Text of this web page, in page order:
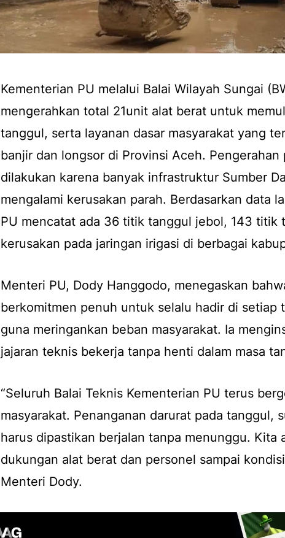
Kementerian PU melalui Balai Wilayah Sungai
mengerahkan total 21unit alat berat untuk
tanggul, serta layanan dasar masyarakat yang
banjir dan longsor di Provinsi Aceh.
dilakukan karena banyak infrastruktur Sumber
mengalami kerusakan parah. Berdasarkan data
PU mencatat ada 36 titik tanggul jebol, 143 titik
kerusakan pada jaringan irigasi di berbagai
Menteri PU, Dody Hanggodo, menegaskan
berkomitmen penuh untuk selalu hadir di setiap
guna meringankan beban masyarakat. Ia
jajaran teknis bekerja tanpa henti dalam masa
“Seluruh Balai Teknis Kementerian PU terus
masyarakat. Penanganan darurat pada tanggul,
harus dipastikan berjalan tanpa menunggu. Kita
dukungan alat berat dan personel sampai
Menteri Dody.